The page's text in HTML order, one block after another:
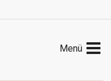
Menü